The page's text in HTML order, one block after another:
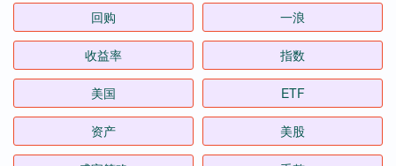
回购 一浪
收益率 指数
美国 ETF
资产 美股